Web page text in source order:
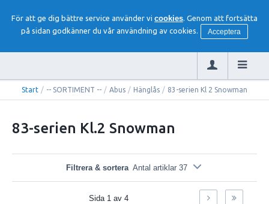
För att ge dig bättre service använder vi cookies. Genom att fortsätta
på sidan godkänner du vår användning av cookies.
Acceptera
Start / -- SORTIMENT -- / Abus / Hänglås / 83-serien Kl 2 Snowman
83-serien Kl.2 Snowman
Filtrera & sortera Antal artiklar 37
Sida 1 av 4